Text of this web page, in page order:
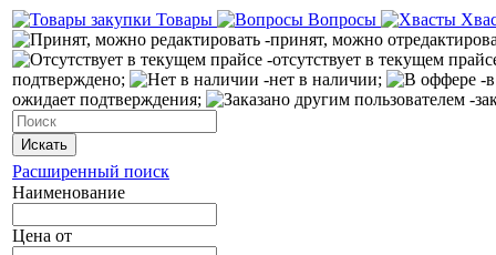
Товары Вопросы
-принят, можно
-отсутствует в текущем
подтверждено;
-нет в наличии;
-
ожидает подтверждения;
-
Искать
Расширенный поиск
Наименование
Цена от